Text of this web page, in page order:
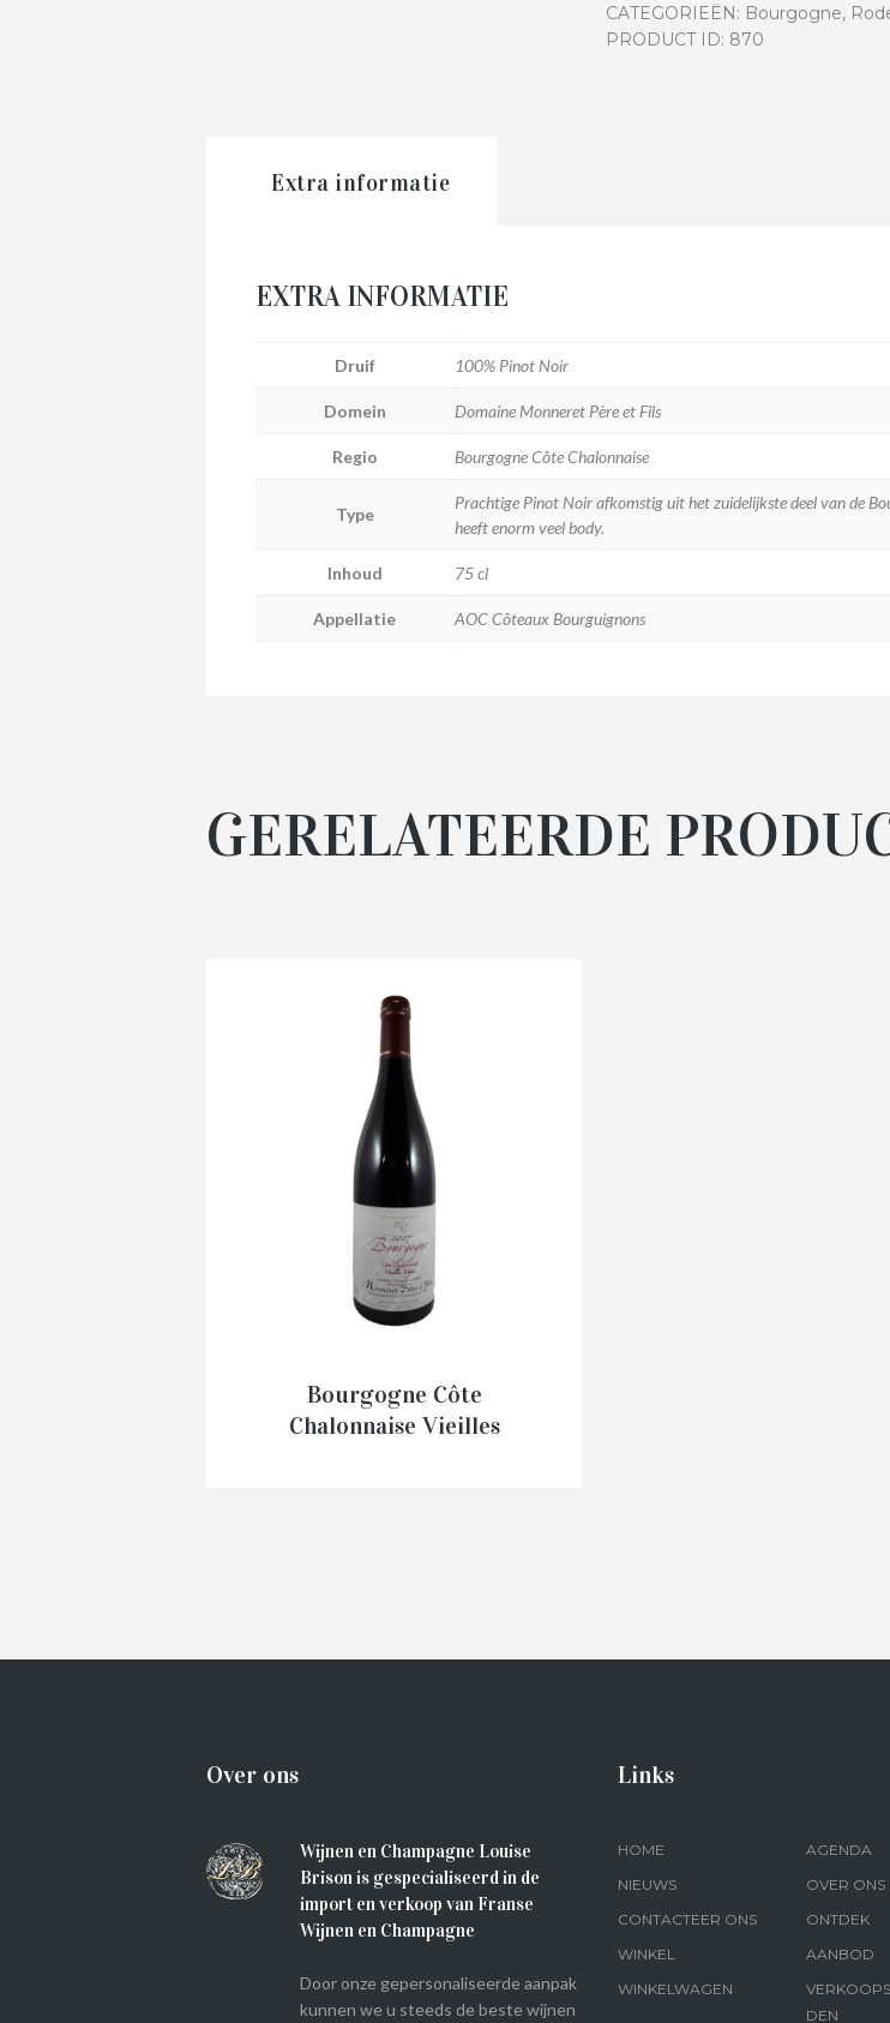
CATEGORIEËN: Bourgogne,
PRODUCT ID: 870
Extra informatie
EXTRA INFORMATIE
Druif 100% Pinot Noir
Domein Domaine Monneret Père et Fils
Regio Bourgogne Côte Chalonnaise
Type
Prachtige Pinot Noir afkomstig uit het zuidelijkste deel van de
heeft enorm veel body.
Inhoud 75 cl
Appellatie AOC Côteaux Bourguignons
GERELATEERDE
Bourgogne Côte
Chalonnaise Vieilles
Over ons
Wijnen en Champagne Louise
Brison is gespecialiseerd in de
import en verkoop van Franse
Wijnen en Champagne
Door onze gepersonaliseerde aanpak
kunnen we u steeds de beste wijnen
Links
HOME
AGENDA
NIEUWS
OVER ONS
CONTACTEER ONS
ONTDEK
WINKEL
AANBOD
WINKELWAGEN
DEN